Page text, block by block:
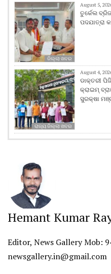
ଜିଲ୍ଲା ଖବର
August 5,
ତୁର୍କେଲ
ପଦଯାତ୍ରା
ରାଜ୍ୟ ଜିଲ୍ଲା ଖବର
August 4,
ଡାକ୍ତରୀ
କ୍ରାଇମ୍
ସୁରକ୍ଷା
Hemant Kumar
Editor, News Gallery Mob:
newsgallery.in@gmail.com